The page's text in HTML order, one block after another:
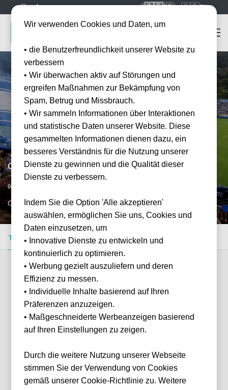
🇩🇪DE 🇬🇧EN
Como 1907 vs AC Florenz
04.04.2027
COM, IT
Tickets kaufen Event-Info FAQ
Verfügbare Kategorien (3)
Wir verwenden Cookies und Daten, um
• die Benutzerfreundlichkeit unserer Website zu
verbessern
• Wir überwachen aktiv auf Störungen und
ergreifen Maßnahmen zur Bekämpfung von
Spam, Betrug und Missbrauch.
• Wir sammeln Informationen über Interaktionen
und statistische Daten unserer Website. Diese
gesammelten Informationen dienen dazu, ein
besseres Verständnis für die Nutzung unserer
Dienste zu gewinnen und die Qualität dieser
Dienste zu verbessern.
Indem Sie die Option 'Alle akzeptieren'
auswählen, ermöglichen Sie uns, Cookies und
Daten einzusetzen, um
• Innovative Dienste zu entwickeln und
kontinuierlich zu optimieren.
• Werbung gezielt auszuliefern und deren
Effizienz zu messen.
• Individuelle Inhalte basierend auf Ihren
Präferenzen anzuzeigen.
• Maßgeschneiderte Werbeanzeigen basierend
auf Ihren Einstellungen zu zeigen.
Durch die weitere Nutzung unserer Webseite
stimmen Sie der Verwendung von Cookies
gemäß unserer Cookie-Richtlinie zu. Weitere